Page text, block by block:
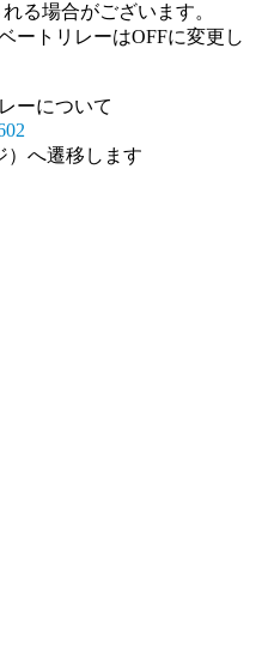
る場合がございます。
ートリレーはOFFに変更し
ーについて
）へ遷移します